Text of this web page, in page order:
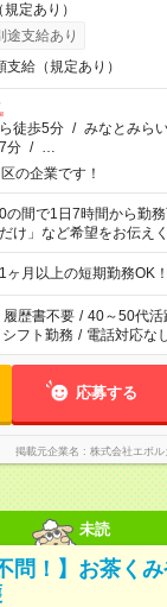
定あり）
途支給あり
支給（規定あり）
徒歩5分 / みなとみら
分 / …
の企業です！
間で1日7時間から勤務可能
け」など希望をお伝え
ヶ月以上の短期勤務OK
履歴書不要 / 40～50代活
シフト勤務 / 電話対応な
応募する
掲載元企業名 株式会社エボル
未読
問！】お茶く